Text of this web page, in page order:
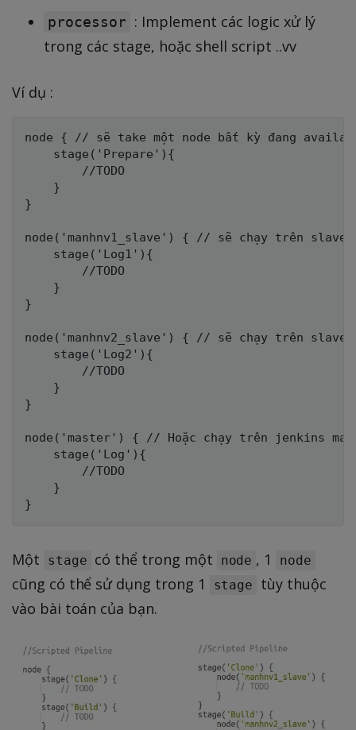
processor : Implement các logic xử lý
trong các stage, hoặc shell script ..vv
Ví dụ :
node { // sẽ take một node bất kỳ đang
    stage('Prepare'){
        //TODO
    }
}
node('manhnv1_slave') { // sẽ chạy trên slave
    stage('Log1'){
        //TODO
    }
}
node('manhnv2_slave') { // sẽ chạy trên slave
    stage('Log2'){
        //TODO
    }
}
node('master') { // Hoặc chạy trên jenkins
    stage('Log'){
        //TODO
    }
Một stage có thể trong một node , 1 node
cũng có thể sử dụng trong 1 stage
tùy thuộc
vào bài toán của bạn.